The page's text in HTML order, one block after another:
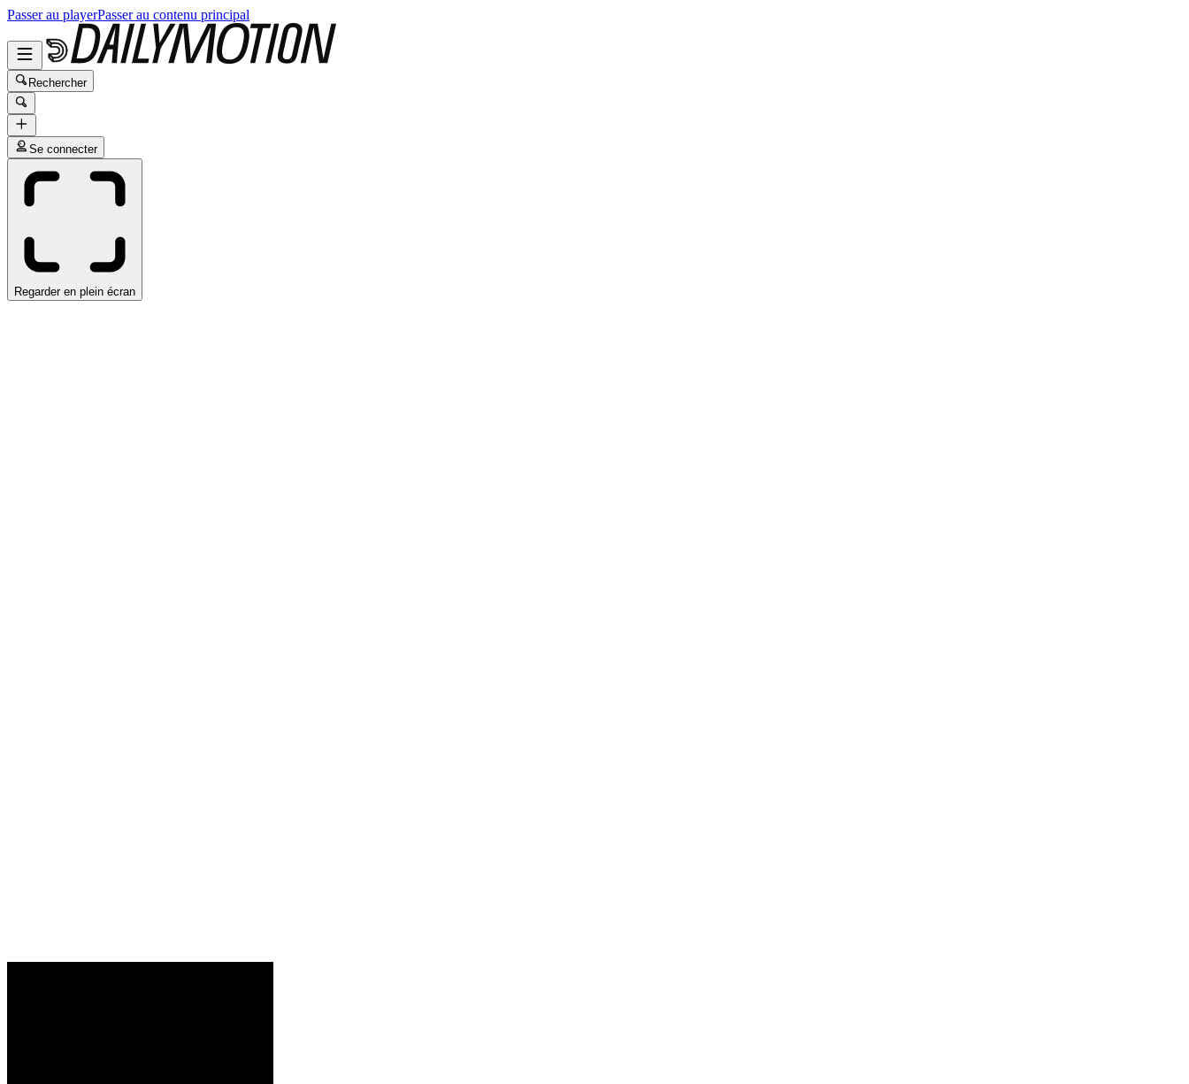
Passer au playerPasser au contenu principal
Rechercher
Se connecter
Regarder en plein écran